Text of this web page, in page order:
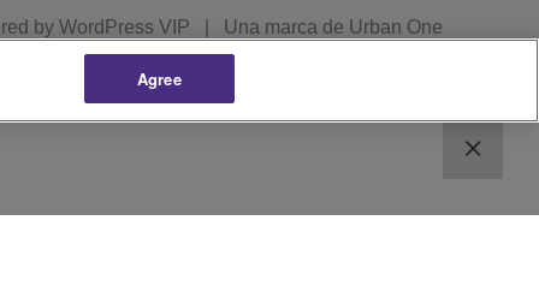
by WordPress VIP Una marca de Urban One
Agree